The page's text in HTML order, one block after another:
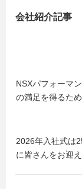
会社紹介記事
NSXパフォーマ
の満足を得るた
2026年入社式は
に皆さんをお迎